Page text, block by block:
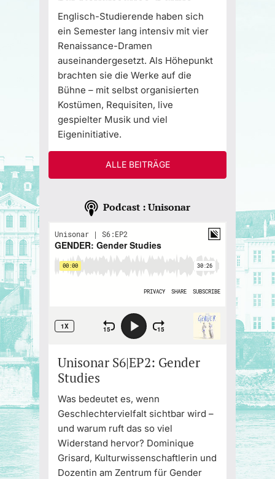
Englisch-Studierende haben sich
ein Semester lang intensiv mit vier
Renaissance-Dramen
auseinandergesetzt. Als Höhepunkt
brachten sie die Werke auf die
Bühne – mit selbst organisierten
Kostümen, Requisiten, live
gespielter Musik und viel
Eigeninitiative.
ALLE BEITRÄGE
Podcast : Unisonar
Unisonar S6|EP2: Gender
Studies
Was bedeutet es, wenn
Geschlechtervielfalt sichtbar wird –
und warum ruft das so viel
Widerstand hervor? Dominique
Grisard, Kulturwissenschaftlerin und
Dozentin am Zentrum für Gender